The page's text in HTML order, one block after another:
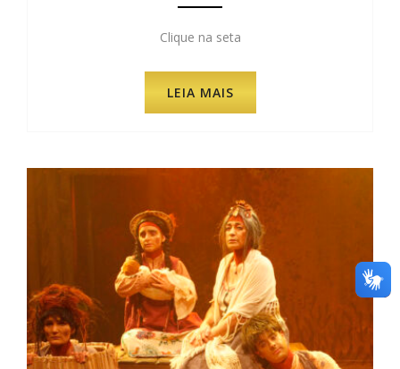
Clique na seta
LEIA MAIS